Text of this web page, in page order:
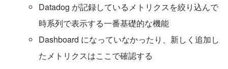
Datadog が記録しているメトリクスを絞り込んで
時系列で表示する一番基礎的な機能
Dashboard になっていなかったり、新しく追加し
たメトリクスはここで確認する